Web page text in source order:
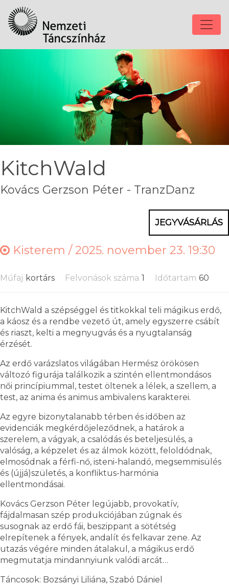
KitchWald
Kovács Gerzson Péter - TranzDanz
JEGYVÁSÁRLÁS
Kisterem /2025. november 23. 19:30
Műfaj kortárs Felvonások száma 1 Időtartam 60
KitchWald a szépséggel és titkokkal teli mágikus erdő,
a káosz és a rendbe vezető út, amely egyszerre csábít
és riaszt, kelti a megnyugvás és a nyugtalanság
érzését.
Az erdő varázslatos világában Hermész örökösen
változó figurája találkozik a szintén ellentmondásos
női princípiummal, testet öltenek a lélek, a szellem, a
test, az anima és animus ambivalens karakterei.
Az egyre bizonytalanabb térben és időben az
evidenciák megkérdőjeleződnek, a határok a
szerelem, a vágyak, a csalódás és beteljesülés, a
valóság, a képzelet és az álmok között, feloldódnak,
elmosódnak a férfi-nő, isteni-halandó, megsemmisülés
és (újjá)születés, a konfliktus-harmónia
ellentmondásai.
Kovács Gerzson Péter legújabb, provokatív,
fájdalmasan szép produkciójában zúgnak és
susognak az erdő fái, beszippant a sötétség
elrepítenek a fények, andalít és felkavar zene. Az
utazás végére minden átalakul, a mágikus erdő
megmutatja mindannyiunk valódi arcát…
Táncosok: Bozsányi Liliána, Szabó Dániel